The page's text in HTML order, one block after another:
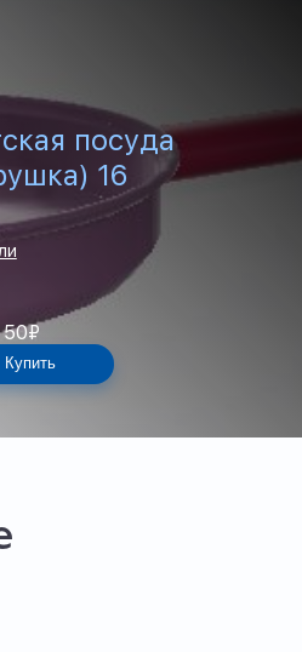
посуда
16
50₽
Купить